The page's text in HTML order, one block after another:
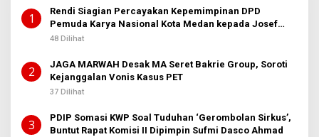
1
Rendi Siagian Percayakan Kepemimpinan DPD
Pemuda Karya Nasional Kota Medan kepada Josef
Sembiring
48 Dilihat
2
JAGA MARWAH Desak MA Seret Bakrie Group, Soroti
Kejanggalan Vonis Kasus PET
37 Dilihat
3
PDIP Somasi KWP Soal Tuduhan ‘Gerombolan Sirkus’,
Buntut Rapat Komisi II Dipimpin Sufmi Dasco Ahmad